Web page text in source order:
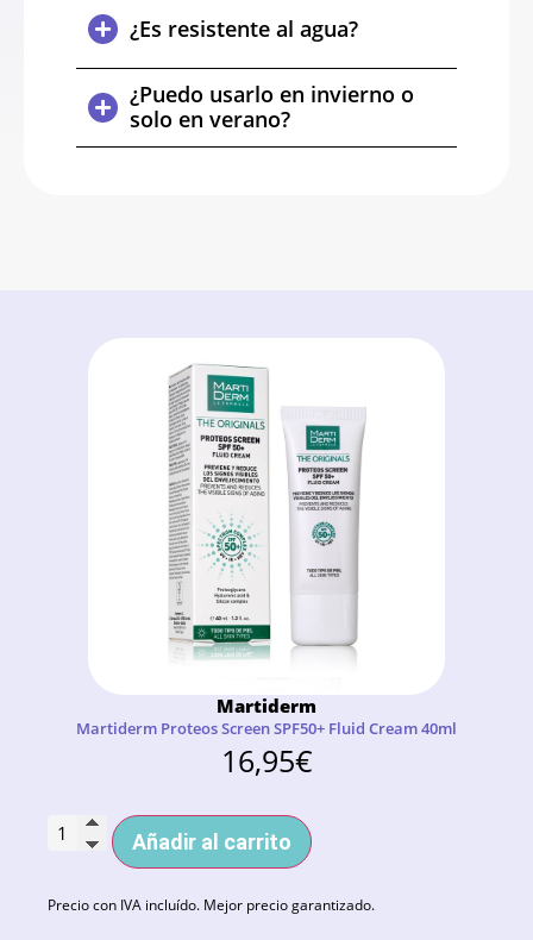
¿Es resistente al agua?
¿Puedo usarlo en invierno o
solo en verano?
Martiderm
Martiderm Proteos Screen SPF50+ Fluid Cream 40ml
16,95€
Añadir al carrito
Precio con IVA incluído. Mejor precio garantizado.